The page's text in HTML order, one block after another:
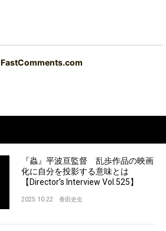
FastComments.com
『蟲』平波亘監督 乱歩作品の映画
化に自分を投影する意味とは
【Director’s Interview Vol.525】
2025.10.22 香田史生